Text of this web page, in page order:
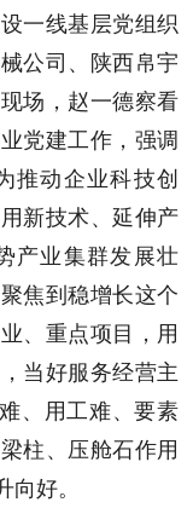
一线基层党组织
公司、陕西帛宇
场，赵一德察看
党建工作，强调
推动企业科技创
新技术、延伸产
产业集群发展壮
焦到稳增长这个
、重点项目，用
当好服务经营主
、用工难、要素
柱、压舱石作用
好。